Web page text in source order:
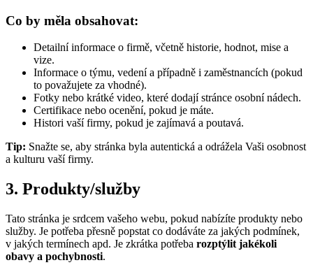
Co by měla obsahovat:
Detailní informace o firmě, včetně historie, hodnot, mise a
vize.
Informace o týmu, vedení a případně i zaměstnancích (pokud
to považujete za vhodné).
Fotky nebo krátké video, které dodají stránce osobní nádech.
Certifikace nebo ocenění, pokud je máte.
Histori vaší firmy, pokud je zajímavá a poutavá.
Tip: Snažte se, aby stránka byla autentická a odrážela Vaši osobnost
a kulturu vaší firmy.
3. Produkty/služby
Tato stránka je srdcem vašeho webu, pokud nabízíte produkty nebo
služby. Je potřeba přesně popstat co dodáváte za jakých podmínek,
v jakých termínech apd. Je zkrátka potřeba rozptýlit jakékoli
obavy a pochybnosti.